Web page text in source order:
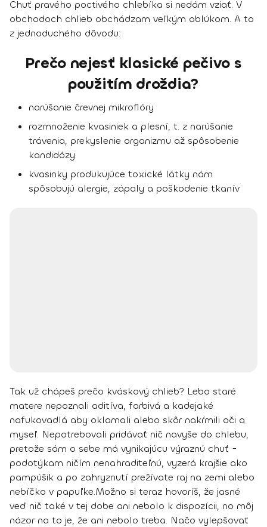
Chuť pravého poctivého chlebíka si nedám vziať. V
obchodoch chlieb obchádzam veľkým oblúkom. A to
z jednoduchého dôvodu:
Prečo nejesť klasické pečivo s
použitím droždia?
narúšanie črevnej mikroflóry
rozmnoženie kvasiniek a plesní, t. z narúšanie
trávenia, prekyslenie organizmu až spôsobenie
kandidózy
kvasinky produkujúce toxické látky nám
spôsobujú alergie, zápaly a poškodenie tkanív
Tak už chápeš prečo kváskový chlieb? Lebo staré
matere nepoznali aditíva, farbivá a kadejaké
nafukovadlá aby oklamali alebo skôr nakŕmili oči a
myseľ. Nepotrebovali pridávať nič navyše do chlebu,
pretože sám o sebe má vynikajúcu výraznú chuť -
podotýkam ničím nenahraditeľnú, vyzerá krajšie ako
pampúšik a po zahryznutí prežívate raj na zemi alebo
nebíčko v papuľke.Možno si teraz hovoríš, že jasné
veď nič také v tej dobe ani nebolo k dispozícii, no môj
názor na to je, že ani nebolo treba. Načo vylepšovať